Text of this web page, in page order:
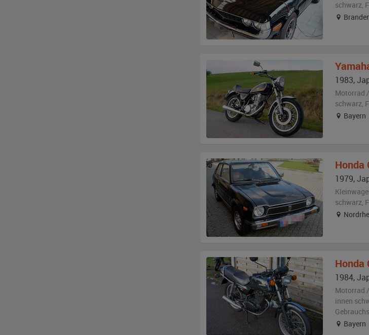
schwarz,
1983,
Motorrad
schwarz,
Bayern
Honda
1979,
schwarz,
Honda
1984,
Motorrad
innen
Bayern